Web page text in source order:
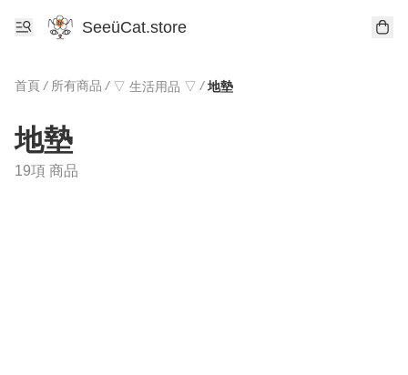
SeeüCat.store
首頁 / 所有商品 / ▽ 生活用品 ▽ / 地墊
地墊
19項 商品